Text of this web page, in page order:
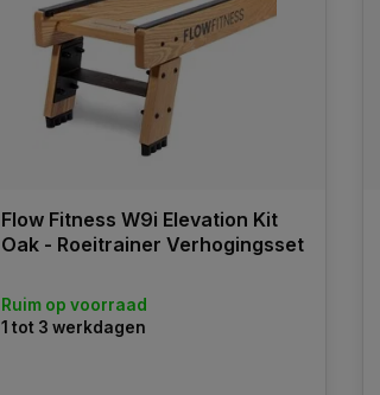
Flow Fitness W9i Elevation Kit
Oak - Roeitrainer Verhogingsset
Ruim op voorraad
1 tot 3 werkdagen